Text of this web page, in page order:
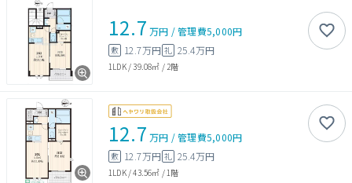
12.7 万円 /管理費5,000円
敷 12.7万円 礼 25.4万円
1LDK/39.08㎡ / 2階
12.7 万円 /管理費5,000円
敷 12.7万円 礼 25.4万円
1LDK/43.56㎡ /1階